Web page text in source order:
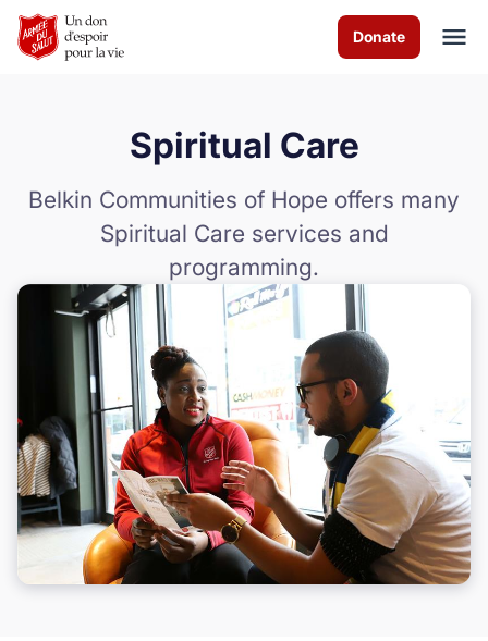
Skip to Main Content
Donate
À propos de nous
Les programmes
Comment vous pouvez aider
Nous contacter
Spiritual Care
Belkin Communities of Hope offers many
Spiritual Care services and
programming.